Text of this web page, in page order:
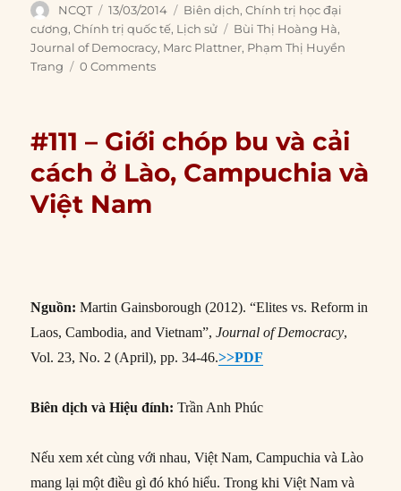
Author
NCQT
Posted
on
13/03/2014 Categories
Biên dịch,Chính trị học đại
cương,Chính trị quốc tế, Lịch sử Tags
Bùi Thị Hoàng Hà,
Journal of Democracy, Marc Plattner, Phạm Thị Huyền
Trang
0 Comments
#111 – Giới chóp bu và cải
cách ở Lào, Campuchia và
Việt Nam
Nguồn: Martin Gainsborough (2012). “Elites vs. Reform in
Laos, Cambodia, and Vietnam”,Journal of Democracy,
Vol. 23, No. 2 (April), pp. 34-46.>>PDF
Biên dịch và Hiệu đính:Trần Anh Phúc
Nếu xem xét cùng với nhau, Việt Nam, Campuchia và Lào
mang lại một điều gì đó khó hiểu. Trong khi Việt Nam và